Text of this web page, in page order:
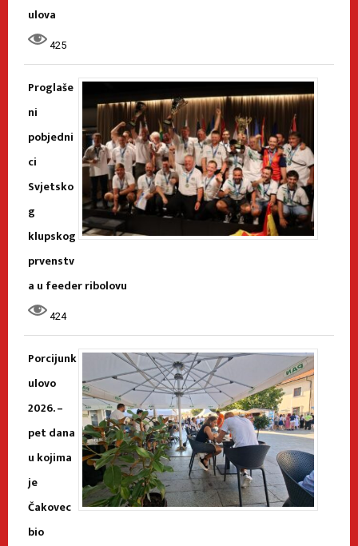
ulova
425
Proglaše
ni
pobjedni
ci
Svjetsko
g
klupskog
prvenstv
a u feeder ribolovu
424
Porcijunk
ulovo
2026. –
pet dana
u kojima
je
Čakovec
bio